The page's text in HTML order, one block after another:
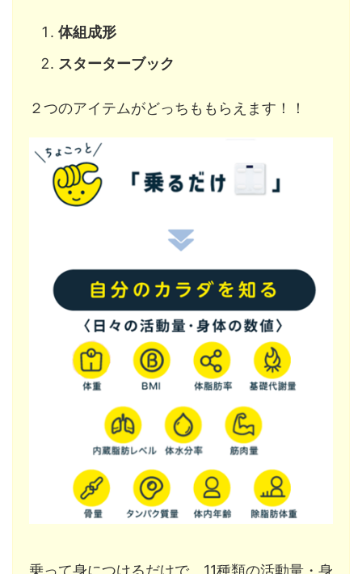
体組成形
スターターブック
２つのアイテムがどっちももらえます！！
乗って身につけるだけで、11種類の活動量・身